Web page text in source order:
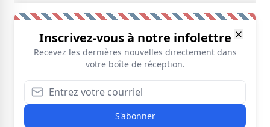
Inscrivez-vous à notre infolettre
Recevez les dernières nouvelles directement dans
votre boîte de réception.
S'abonner